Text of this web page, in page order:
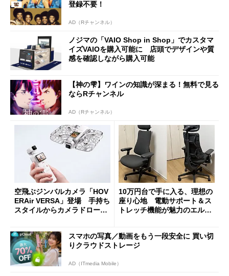
登録不要！
AD（Rチャンネル）
ノジマの「VAIO Shop in Shop」でカスタマ
イズVAIOを購入可能に 店頭でデザインや質
感を確認しながら購入可能
【神の雫】ワインの知識が深まる！無料で見る
ならRチャンネル
AD（Rチャンネル）
空飛ぶジンバルカメラ「HOV
ERAir VERSA」登場 手持ち
スタイルからカメラドローン
10万円台で手に入る、理想の
座り心地 電動サポート＆ス
トレッチ機能が魅力のエルゴ
スマホの写真／動画をもう一段安全に 買い切
りクラウドストレージ
AD（ITmedia Mobile）